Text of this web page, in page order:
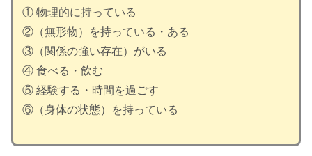
① 物理的に持っている
②（無形物）を持っている・ある
③（関係の強い存在）がいる
④ 食べる・飲む
⑤ 経験する・時間を過ごす
⑥（身体の状態）を持っている